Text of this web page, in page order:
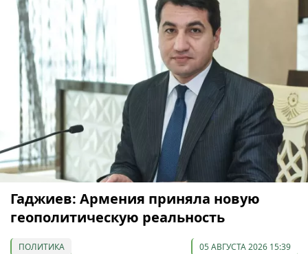
Гаджиев: Армения приняла новую
геополитическую реальность
ПОЛИТИКА 05 АВГУСТА 2026 15:39